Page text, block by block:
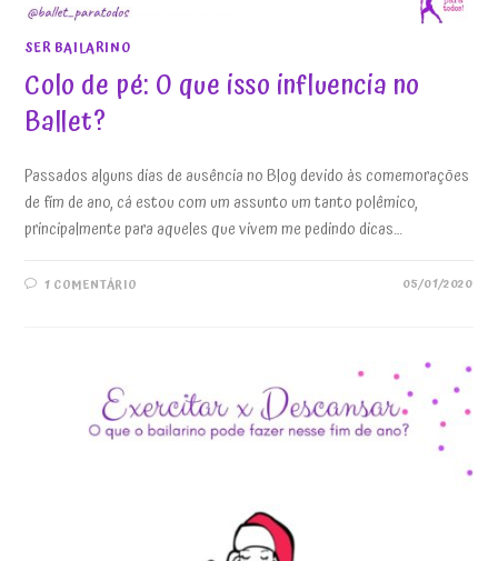
SER BAILARINO
Colo de pé: O que isso influencia no
Ballet?
Passados alguns dias de ausência no Blog devido às comemorações
de fim de ano, cá estou com um assunto um tanto polêmico,
principalmente para aqueles que vivem me pedindo dicas…
1 COMENTÁRIO 05/01/2020